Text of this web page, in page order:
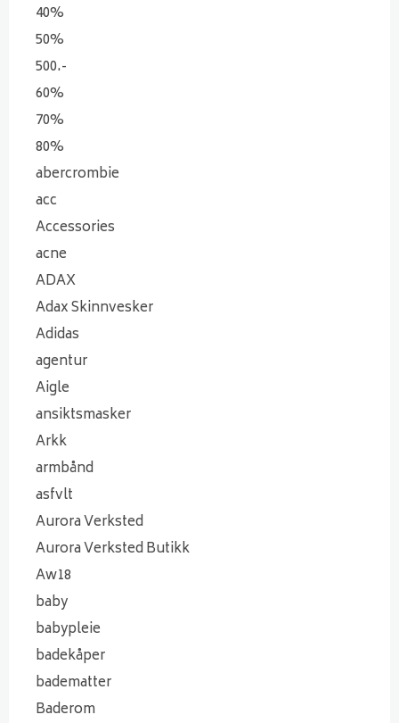
40%
50%
500.-
60%
70%
80%
abercrombie
acc
Accessories
acne
ADAX
Adax Skinnvesker
Adidas
agentur
Aigle
ansiktsmasker
Arkk
armbånd
asfvlt
Aurora Verksted
Aurora Verksted Butikk
Aw18
baby
babypleie
badekåper
badematter
Baderom